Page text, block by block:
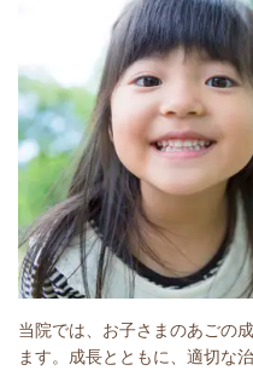
当院では、お子さまのあごの
ます。成長とともに、適切な